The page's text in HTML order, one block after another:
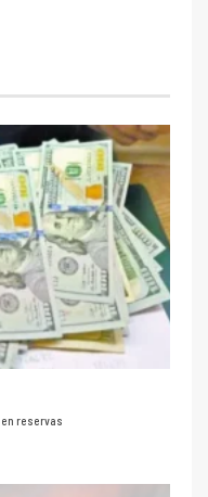
reservas